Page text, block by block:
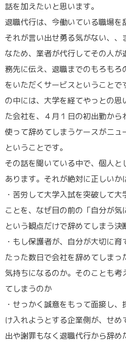
話を加えたいと思います。
退職代行は、今働いている職場を
それが言い出せ勇る気がない、
なため、業者が代行してその人
務先に伝え、退職までのもろもろ
をいただくサービスということ
の中には、大学を経てやっとの
た会社を、４月１日の初出勤から
使って辞めてしまうケースがニュ
ということです。
その話を聞いている中で、個人
あります。それが絶対に正しいか
・苦労して大学入試を突破して
ことを、なぜ目の前の「自分が気
という観点だけで辞めてしまう
・もし保護者が、自分が大切に
たった数日で会社を辞めてしまっ
気持ちになるのか。そのことも考
てしまうのか
・せっかく誠意をもって面接し
け入れようとする企業側が、せめ
出や謝罪もなく退職代行から辞め